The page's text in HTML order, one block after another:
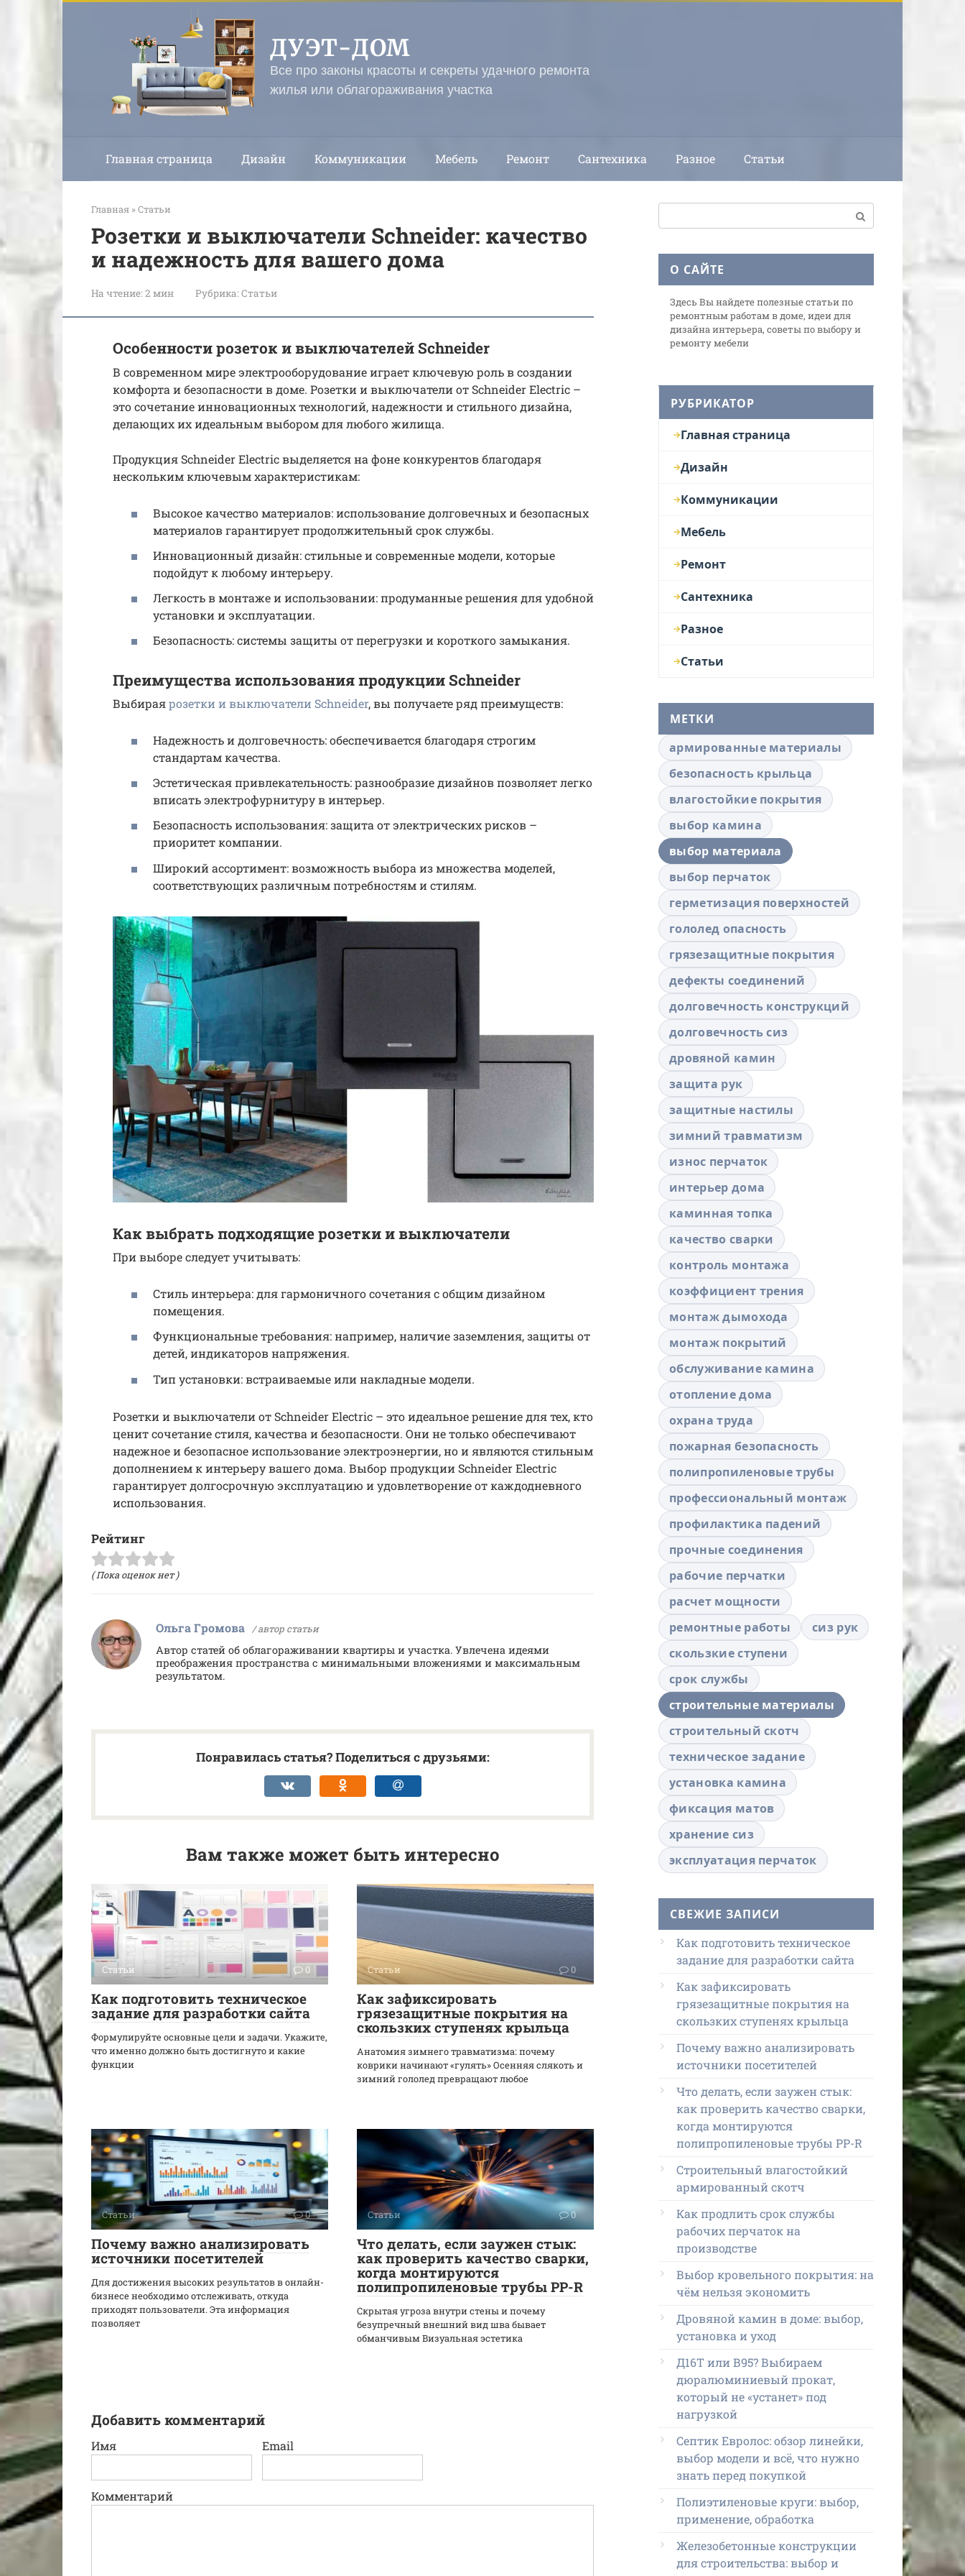
ДУЭТ-ДОМ
Все про законы красоты и секреты удачного ремонта
жилья или облагораживания участка
Главная страница Дизайн Коммуникации Мебель Ремонт Сантехника Разное Статьи
Главная »Статьи
Розетки и выключатели Schneider: качество
и надежность для вашего дома
На чтение:2 мин Рубрика:Статьи
Особенности розеток и выключателей Schneider
В современном мире электрооборудование играет ключевую роль в создании
комфорта и безопасности в доме. Розетки и выключатели от Schneider Electric –
это сочетание инновационных технологий, надежности и стильного дизайна,
делающих их идеальным выбором для любого жилища.
Продукция Schneider Electric выделяется на фоне конкурентов благодаря
нескольким ключевым характеристикам:
Высокое качество материалов: использование долговечных и безопасных
материалов гарантирует продолжительный срок службы.
Инновационный дизайн: стильные и современные модели, которые
подойдут к любому интерьеру.
Легкость в монтаже и использовании: продуманные решения для удобной
установки и эксплуатации.
Безопасность: системы защиты от перегрузки и короткого замыкания.
Преимущества использования продукции Schneider
Выбираярозетки и выключатели Schneider, вы получаете ряд преимуществ:
Надежность и долговечность: обеспечивается благодаря строгим
стандартам качества.
Эстетическая привлекательность: разнообразие дизайнов позволяет легко
вписать электрофурнитуру в интерьер.
Безопасность использования: защита от электрических рисков –
приоритет компании.
Широкий ассортимент: возможность выбора из множества моделей,
соответствующих различным потребностям и стилям.
Как выбрать подходящие розетки и выключатели
При выборе следует учитывать:
Стиль интерьера: для гармоничного сочетания с общим дизайном
помещения.
Функциональные требования: например, наличие заземления, защиты от
детей, индикаторов напряжения.
Тип установки: встраиваемые или накладные модели.
Розетки и выключатели от Schneider Electric – это идеальное решение для тех, кто
ценит сочетание стиля, качества и безопасности. Они не только обеспечивают
надежное и безопасное использование электроэнергии, но и являются стильным
дополнением к интерьеру вашего дома. Выбор продукции Schneider Electric
гарантирует долгосрочную эксплуатацию и удовлетворение от каждодневного
использования.
Рейтинг
( Пока оценок нет )
Ольга Громова / автор статьи
Автор статей об облагораживании квартиры и участка. Увлечена идеями
преображения пространства с минимальными вложениями и максимальным
результатом.
Понравилась статья? Поделиться с друзьями:
Вам также может быть интересно
Статьи 0
Как подготовить техническое
задание для разработки сайта
Формулируйте основные цели и задачи. Укажите,
что именно должно быть достигнуто и какие
функции
Статьи 0
Как зафиксировать
грязезащитные покрытия на
скользких ступенях крыльца
Анатомия зимнего травматизма: почему
коврики начинают «гулять» Осенняя слякоть и
зимний гололед превращают любое
Статьи 0
Почему важно анализировать
источники посетителей
Для достижения высоких результатов в онлайн-
бизнесе необходимо отслеживать, откуда
приходят пользователи. Эта информация
позволяет
Статьи 0
Что делать, если заужен стык:
как проверить качество сварки,
когда монтируются
полипропиленовые трубы PP-R
Скрытая угроза внутри стены и почему
безупречный внешний вид шва бывает
обманчивым Визуальная эстетика
Добавить комментарий
Имя Email
Комментарий
О САЙТЕ
Здесь Вы найдете полезные статьи по
ремонтным работам в доме, идеи для
дизайна интерьера, советы по выбору и
ремонту мебели
РУБРИКАТОР
Главная страница
Дизайн
Коммуникации
Мебель
Ремонт
Сантехника
Разное
Статьи
МЕТКИ
армированные материалы
безопасность крыльца
влагостойкие покрытия
выбор камина
выбор материала
выбор перчаток
герметизация поверхностей
гололед опасность
грязезащитные покрытия
дефекты соединений
долговечность конструкций
долговечность сиз
дровяной камин
защита рук
защитные настилы
зимний травматизм
износ перчаток
интерьер дома
каминная топка
качество сварки
контроль монтажа
коэффициент трения
монтаж дымохода
монтаж покрытий
обслуживание камина
отопление дома
охрана труда
пожарная безопасность
полипропиленовые трубы
профессиональный монтаж
профилактика падений
прочные соединения
рабочие перчатки
расчет мощности
ремонтные работы
сиз рук
скользкие ступени
срок службы
строительные материалы
строительный скотч
техническое задание
установка камина
фиксация матов
хранение сиз
эксплуатация перчаток
СВЕЖИЕ ЗАПИСИ
Как подготовить техническое
задание для разработки сайта
Как зафиксировать
грязезащитные покрытия на
скользких ступенях крыльца
Почему важно анализировать
источники посетителей
Что делать, если заужен стык:
как проверить качество сварки,
когда монтируются
полипропиленовые трубы PP-R
Строительный влагостойкий
армированный скотч
Как продлить срок службы
рабочих перчаток на
производстве
Выбор кровельного покрытия: на
чём нельзя экономить
Дровяной камин в доме: выбор,
установка и уход
Д16Т или В95? Выбираем
дюралюминиевый прокат,
который не «устанет» под
нагрузкой
Септик Евролос: обзор линейки,
выбор модели и всё, что нужно
знать перед покупкой
Полиэтиленовые круги: выбор,
применение, обработка
Железобетонные конструкции
для строительства: выбор и